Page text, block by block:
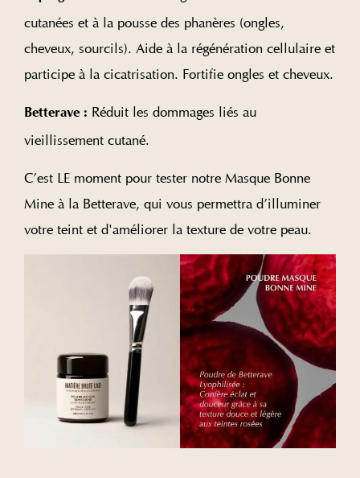
cutanées et à la pousse des phanères (ongles,
cheveux, sourcils). Aide à la régénération cellulaire et
participe à la cicatrisation. Fortifie ongles et cheveux.
Betterave : Réduit les dommages liés au
vieillissement cutané.
C’est LE moment pour tester notre Masque Bonne
Mine à la Betterave, qui vous permettra d’illuminer
votre teint et d'améliorer la texture de votre peau.